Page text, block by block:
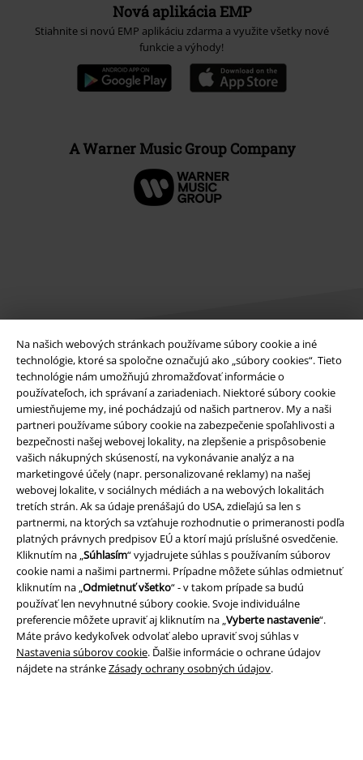
Na našich webových stránkach používame súbory cookie a iné
technológie, ktoré sa spoločne označujú ako „súbory cookies“. Tieto
technológie nám umožňujú zhromažďovať informácie o
používateľoch, ich správaní a zariadeniach. Niektoré súbory cookie
umiestňujeme my, iné pochádzajú od našich partnerov. My a naši
partneri používame súbory cookie na zabezpečenie spoľahlivosti a
bezpečnosti našej webovej lokality, na zlepšenie a prispôsobenie
vašich nákupných skúseností, na vykonávanie analýz a na
marketingové účely (napr. personalizované reklamy) na našej
webovej lokalite, v sociálnych médiách a na webových lokalitách
tretích strán. Ak sa údaje prenášajú do USA, zdieľajú sa len s
partnermi, na ktorých sa vzťahuje rozhodnutie o primeranosti podľa
platných právnych predpisov EÚ a ktorí majú príslušné osvedčenie.
Kliknutím na „Súhlasím“ vyjadrujete súhlas s používaním súborov
cookie nami a našimi partnermi. Prípadne môžete súhlas odmietnuť
kliknutím na „Odmietnuť všetko“ - v takom prípade sa budú
používať len nevyhnutné súbory cookie. Svoje individuálne
preferencie môžete upraviť aj kliknutím na „Vyberte nastavenie“.
Máte právo kedykoľvek odvolať alebo upraviť svoj súhlas v
Nastavenia súborov cookie. Ďalšie informácie o ochrane údajov
nájdete na stránkeZásady ochrany osobných údajov.
Nová aplikácia EMP
Stiahnite si novú EMP aplikáciu zdarma a využite všetky nové
funkcie a výhody!
A Warner Music Group Company
Právne informácie
Podmienky
Imprint
Ochrana osobných údajov
Likvidácia odpadu a ochrana životného prostredia
Vyhlásenie o zhode
Informácie o prístupnosti
Nastavenia súborov cookie
Odstúpenie od zmluvy